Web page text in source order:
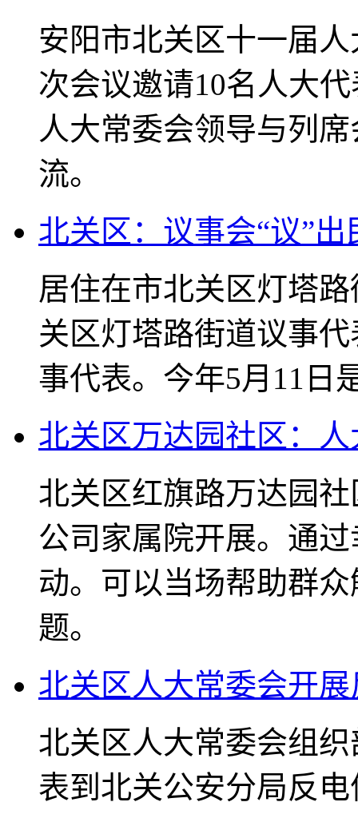
安阳市北关区十一届
次会议邀请10名人大
人大常委会领导与列
流。
北关区：议事会“议”
居住在市北关区灯塔
关区灯塔路街道议事
事代表。今年5月11日
北关区万达园社区：
北关区红旗路万达园
公司家属院开展。通
动。可以当场帮助群
题。
北关区人大常委会开
北关区人大常委会组
表到北关公安分局反